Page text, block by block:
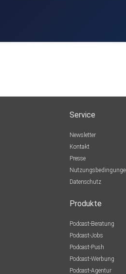
Service
Newsletter
Kontakt
Presse
Datenschutz
Produkte
Podcast-Beratung
Podcast-Jobs
Podcast-Push
Podcast-Werbung
Podcast-Agentur